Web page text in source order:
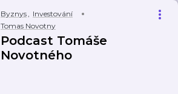
Byznys, Investování
Tomas Novotny
Podcast Tomáše
Novotného